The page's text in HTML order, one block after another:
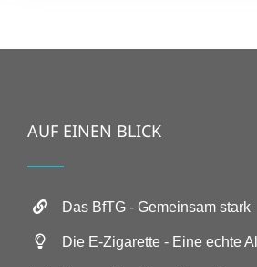
AUF EINEN BLICK
Das BfTG - Gemeinsam stark
Die E-Zigarette - Eine echte